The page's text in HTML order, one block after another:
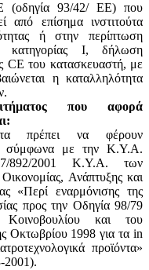
(οδηγία 93/42/ ΕΕ) που
από επίσημα ινστιτούτα
ή στην περίπτωση
κατηγορίας Ι, δήλωση
του κατασκευαστή, με
η καταλληλότητα
που αφορά
πρέπει να φέρουν
σύμφωνα με την Κ.Υ.Α.
892/2001 Κ.Υ.Α. των
Ανάπτυξης και
«Περί εναρμόνισης της
προς την Οδηγία 98/79
και του
Οκτωβρίου 1998 για τα in
προϊόντα»